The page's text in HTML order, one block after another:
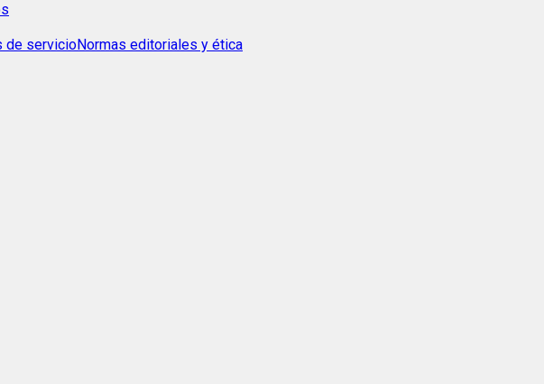
de servicioNormas editoriales y ética